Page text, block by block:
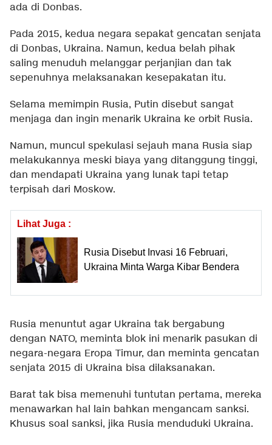
ada di Donbas.
Pada 2015, kedua negara sepakat gencatan senjata
di Donbas, Ukraina. Namun, kedua belah pihak
saling menuduh melanggar perjanjian dan tak
sepenuhnya melaksanakan kesepakatan itu.
Selama memimpin Rusia, Putin disebut sangat
menjaga dan ingin menarik Ukraina ke orbit Rusia.
Namun, muncul spekulasi sejauh mana Rusia siap
melakukannya meski biaya yang ditanggung tinggi,
dan mendapati Ukraina yang lunak tapi tetap
terpisah dari Moskow.
Lihat Juga :
Rusia Disebut Invasi 16 Februari,
Ukraina Minta Warga Kibar Bendera
Rusia menuntut agar Ukraina tak bergabung
dengan NATO, meminta blok ini menarik pasukan di
negara-negara Eropa Timur, dan meminta gencatan
senjata 2015 di Ukraina bisa dilaksanakan.
Barat tak bisa memenuhi tuntutan pertama, mereka
menawarkan hal lain bahkan mengancam sanksi.
Khusus soal sanksi, jika Rusia menduduki Ukraina.